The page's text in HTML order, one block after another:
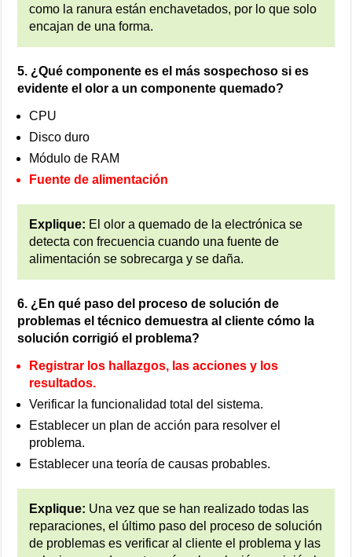
como la ranura están enchavetados, por lo que solo
encajan de una forma.
5. ¿Qué componente es el más sospechoso si es
evidente el olor a un componente quemado?
CPU
Disco duro
Módulo de RAM
Fuente de alimentación
Explique: El olor a quemado de la electrónica se
detecta con frecuencia cuando una fuente de
alimentación se sobrecarga y se daña.
6. ¿En qué paso del proceso de solución de
problemas el técnico demuestra al cliente cómo la
solución corrigió el problema?
Registrar los hallazgos, las acciones y los
resultados.
Verificar la funcionalidad total del sistema.
Establecer un plan de acción para resolver el
problema.
Establecer una teoría de causas probables.
Explique: Una vez que se han realizado todas las
reparaciones, el último paso del proceso de solución
de problemas es verificar al cliente el problema y las